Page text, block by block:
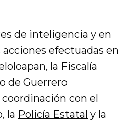
de inteligencia y en
efectuadas en
la Fiscalía
de Guerrero
coordinación con el
la Policía Estatal y la